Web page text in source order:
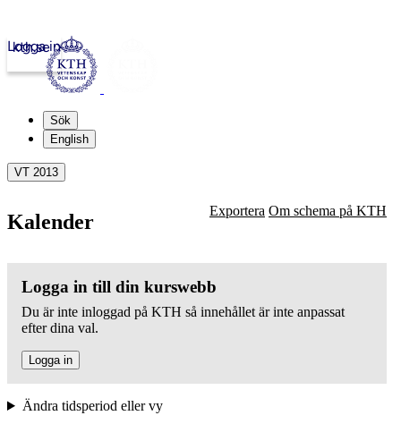
kth.se
Logga in
Sök
English
VT 2013
Kalender Exportera Om schema på KTH
Logga in till din kurswebb
Du är inte inloggad på KTH så innehållet är inte anpassat
efter dina val.
Logga in
Ändra tidsperiod eller vy